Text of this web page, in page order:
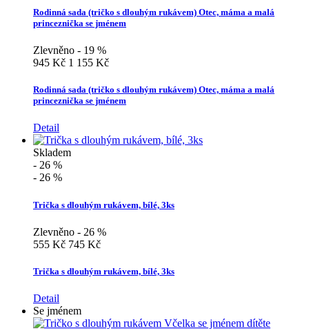
Rodinná sada (tričko s dlouhým rukávem) Otec, máma a malá
princeznička se jménem
Zlevněno - 19 %
945 Kč 1 155 Kč
Rodinná sada (tričko s dlouhým rukávem) Otec, máma a malá
princeznička se jménem
Detail
Skladem
- 26 %
- 26 %
Trička s dlouhým rukávem, bílé, 3ks
Zlevněno - 26 %
555 Kč 745 Kč
Trička s dlouhým rukávem, bílé, 3ks
Detail
Se jménem